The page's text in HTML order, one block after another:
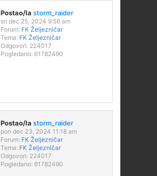
Postao/la storm_raider
sri dec 25, 2024 9:56 am
Forum: FK Željezničar
Tema: FK Željezničar
Odgovori: 224017
Pogledano: 61782490
Postao/la storm_raider
pon dec 23, 2024 11:18 am
Forum: FK Željezničar
Tema: FK Željezničar
Odgovori: 224017
Pogledano: 61782490